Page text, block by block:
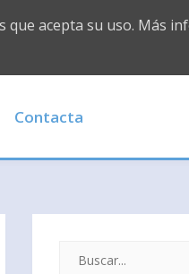
Contacta
acepta su uso. Más